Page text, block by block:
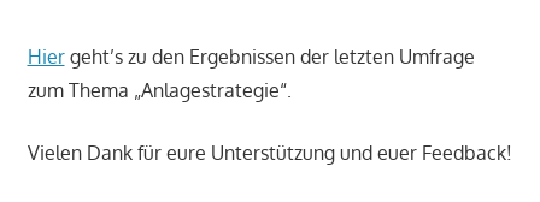
Hiergeht’s zu den Ergebnissen der letzten Umfrage
zum Thema „Anlagestrategie“.
Vielen Dank für eure Unterstützung und euer Feedback!